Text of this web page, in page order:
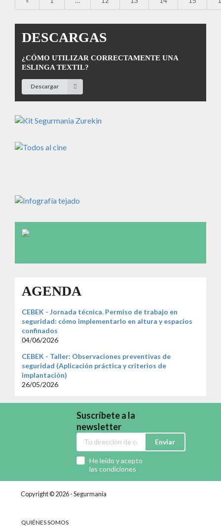
DESCARGAS
¿CÓMO UTILIZAR CORRECTAMENTE UNA
ESLINGA TEXTIL?
Descargar
AGENDA
CEBEK - Jornada técnica. Permiso de trabajo en
seguridad: cómo implementarlo en altura y espacios
confinados
04/06/2026
CEBEK - Taller: Observaciones preventivas de
seguridad (Aplicación práctica y criterios de
implantación)
26/05/2026
Suscríbete a la
newsletter
Enviar
He leído y acepto
las condiciones
Copyright © 2026 - Segurmania
QUIÉNES SOMOS